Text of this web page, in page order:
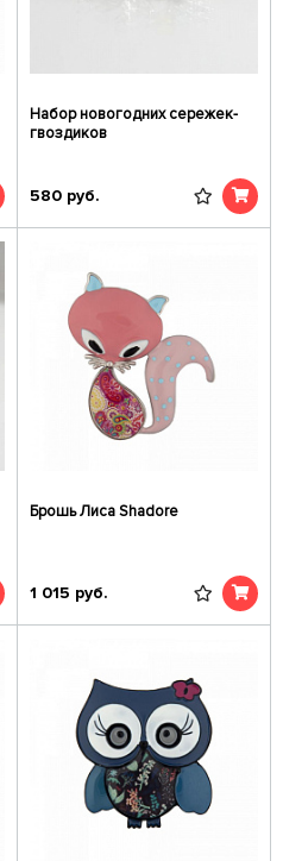
Набор новогодних сережек-
гвоздиков
580 руб.
Брошь Лиса Shadore
1 015 руб.